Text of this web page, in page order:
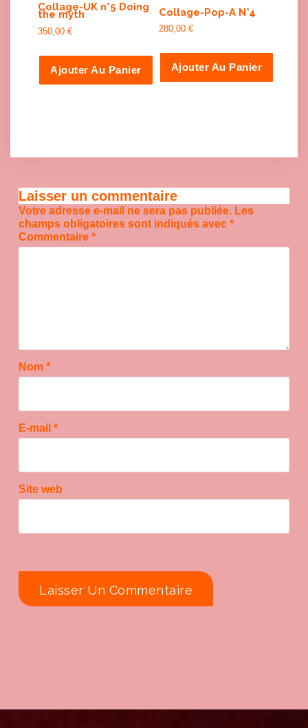
Collage-UK n°5 Doing
the myth
350,00 €
Ajouter Au Panier
Collage-Pop-A N°4
280,00 €
Ajouter Au Panier
Laisser un commentaire
Votre adresse e-mail ne sera pas publiée. Les
champs obligatoires sont indiqués avec *
Commentaire *
Nom *
E-mail *
Site web